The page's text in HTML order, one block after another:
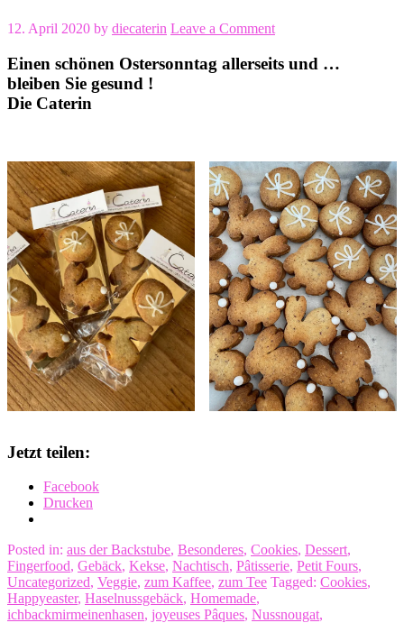
12. April 2020 by diecaterin Leave a Comment
Einen schönen Ostersonntag allerseits und …
bleiben Sie gesund !
Die Caterin
Jetzt teilen:
Facebook
Drucken
Posted in: aus der Backstube, Besonderes, Cookies, Dessert,
Fingerfood, Gebäck, Kekse, Nachtisch, Pâtisserie, Petit Fours,
Uncategorized, Veggie, zum Kaffee, zum Tee Tagged: Cookies,
Happyeaster, Haselnussgebäck, Homemade,
ichbackmirmeinenhasen, joyeuses Pâques, Nussnougat,